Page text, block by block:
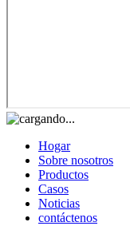
Hogar
Sobre nosotros
Productos
Casos
Noticias
contáctenos